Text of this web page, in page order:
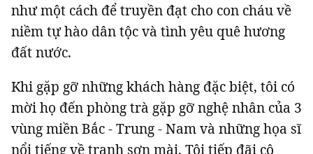
như một cách để truyền đạt cho con cháu về
niềm tự hào dân tộc và tình yêu quê hương
đất nước.
Khi gặp gỡ những khách hàng đặc biệt, tôi có
mời họ đến phòng trà gặp gỡ nghệ nhân của 3
vùng miền Bắc - Trung - Nam và những họa sĩ
nổi tiếng về tranh sơn mài. Tôi tiếp đãi cô